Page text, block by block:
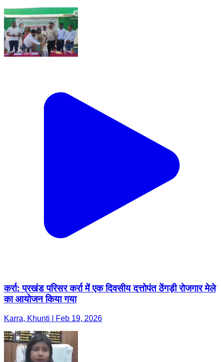
कर्रा: प्रखंड परिसर कर्रा में एक दिवसीय दत्तोपंत ठेंगड़ी रोजगार मेले
का आयोजन किया गया
Karra, Khunti | Feb 19, 2026